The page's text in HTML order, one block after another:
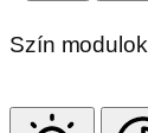
Szín modulok